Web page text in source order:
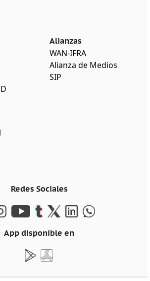
Alianzas
WAN-IFRA
Alianza de Medios
SIP
Redes Sociales
App disponible en